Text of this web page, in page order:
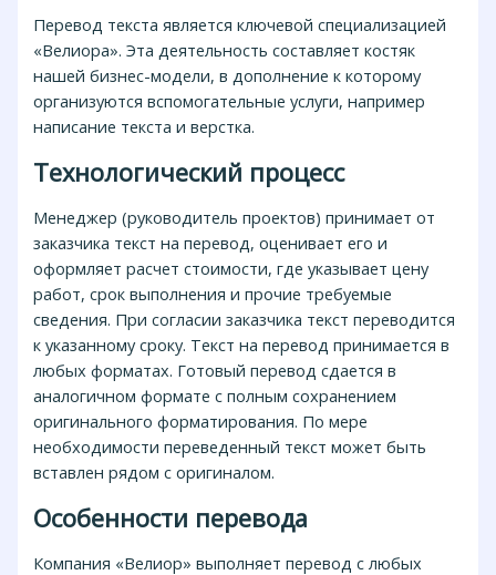
Перевод текста является ключевой специализацией
«Велиора». Эта деятельность составляет костяк
нашей бизнес-модели, в дополнение к которому
организуются вспомогательные услуги, например
написание текста и верстка.
Технологический процесс
Менеджер (руководитель проектов) принимает от
заказчика текст на перевод, оценивает его и
оформляет расчет стоимости, где указывает цену
работ, срок выполнения и прочие требуемые
сведения. При согласии заказчика текст переводится
к указанному сроку. Текст на перевод принимается в
любых форматах. Готовый перевод сдается в
аналогичном формате с полным сохранением
оригинального форматирования. По мере
необходимости переведенный текст может быть
вставлен рядом с оригиналом.
Особенности перевода
Компания «Велиор» выполняет перевод с любых